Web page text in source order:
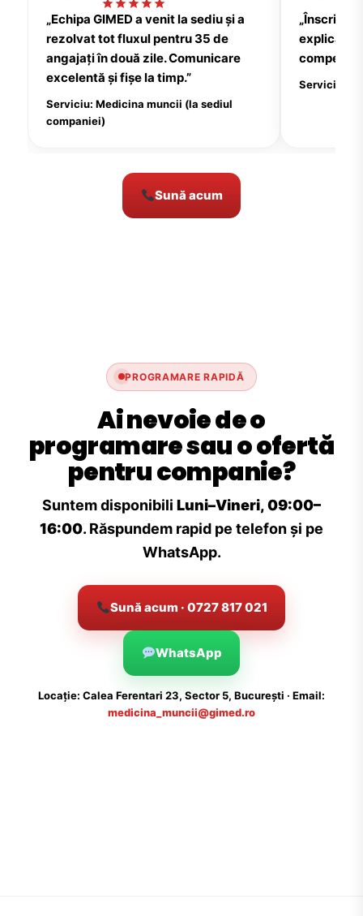
„Echipa GIMED a venit la sediu și a
rezolvat tot fluxul pentru 35 de
angajați în două zile. Comunicare
excelentă și fișe la timp.”
Serviciu: Medicina muncii (la sediul
companiei)
explicații
Serviciu:
Sună acum
PROGRAMARE RAPIDĂ
Ai nevoie de o
programare sau o ofertă
pentru companie?
Suntem disponibili Luni–Vineri, 09:00–
16:00. Răspundem rapid pe telefon și pe
WhatsApp.
Sună acum · 0727 817 021
WhatsApp
Locație: Calea Ferentari 23, Sector 5, București · Email:
medicina_muncii@gimed.ro